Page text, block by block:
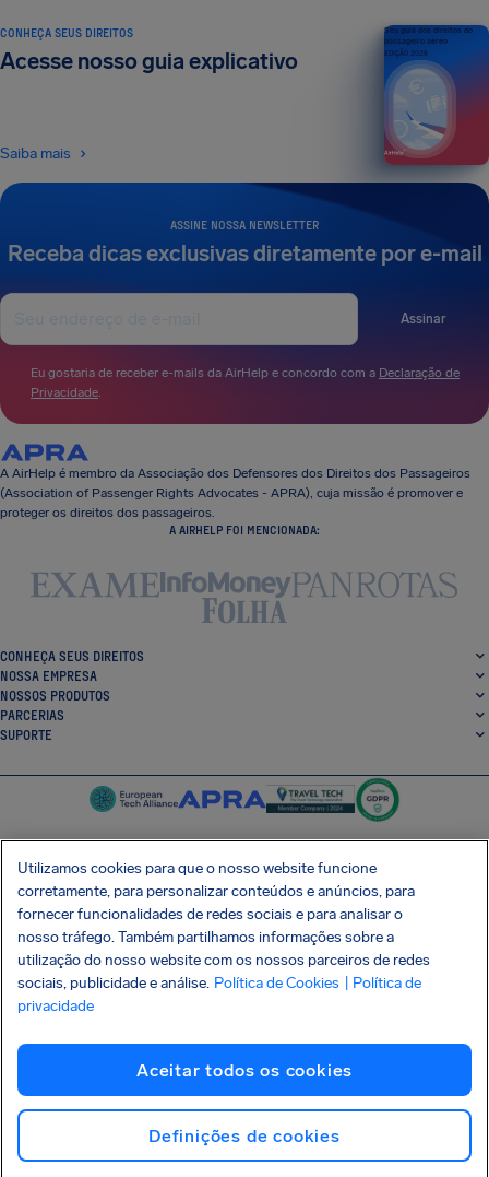
ASSINE NOSSA NEWSLETTER
Receba dicas exclusivas diretamente por e-mail
Assinar
Eu gostaria de receber e-mails da AirHelp e concordo com a Declaração de
Privacidade.
CONHEÇA SEUS DIREITOS
Acesse nosso guia explicativo
Saiba mais
Seu guia dos direitos do
passageiro aéreo
EDIÇÃO 2026
A AirHelp é membro da Associação dos Defensores dos Direitos dos Passageiros
(Association of Passenger Rights Advocates - APRA), cuja missão é promover e
proteger os direitos dos passageiros.
A AIRHELP FOI MENCIONADA:
CONHEÇA SEUS DIREITOS
NOSSA EMPRESA
NOSSOS PRODUTOS
PARCERIAS
SUPORTE
SocialFacebook
SocialTwitter
SocialInstagram
SocialLinkedin
BAIXE GRÁTIS NOSSO APP
Política de Privacidade
Imprint
Ataque à cadeia de suprimentos Shai-Hulud
Copyright © 2026 AirHelp
Utilizamos cookies para que o nosso website funcione
corretamente, para personalizar conteúdos e anúncios, para
fornecer funcionalidades de redes sociais e para analisar o
nosso tráfego. Também partilhamos informações sobre a
utilização do nosso website com os nossos parceiros de redes
sociais, publicidade e análise. Política de Cookies
| Política de
privacidade
Aceitar todos os cookies
Definições de cookies